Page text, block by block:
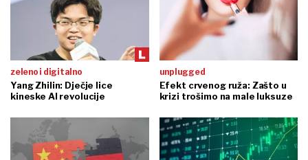
zeleno i digitalno
Yang Zhilin: Dječje lice
kineske AI revolucije
unplugged
Efekt crvenog ruža: Zašto u
krizi trošimo na male luksuze